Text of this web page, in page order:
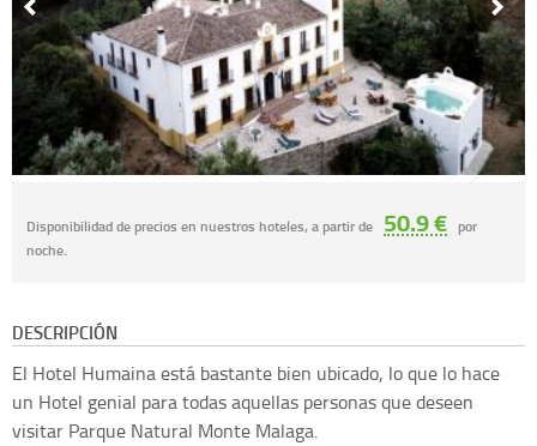
Disponibilidad de precios en nuestros hoteles, a partir de 50.9 € por
noche.
DESCRIPCIÓN
El Hotel Humaina está bastante bien ubicado, lo que lo hace
un Hotel genial para todas aquellas personas que deseen
visitar Parque Natural Monte Malaga.